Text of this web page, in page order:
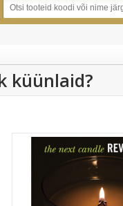
küünlaid?